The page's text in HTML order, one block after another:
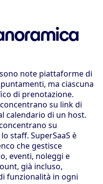
note piattaforme di
ma ciascuna
di prenotazione.
su link di
calendario di un host.
su
staff. SuperSaaS è
che gestisce
eventi, noleggi e
già incluso,
funzionalità in ogni